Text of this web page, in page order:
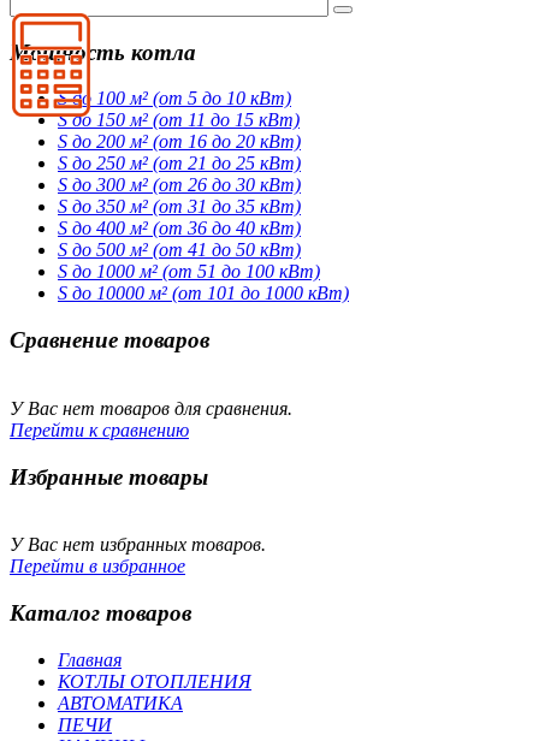
Мощность котла
S до 100 м² (от 5 до 10 кВт)
S до 150 м² (от 11 до 15 кВт)
S до 200 м² (от 16 до 20 кВт)
S до 250 м² (от 21 до 25 кВт)
S до 300 м² (от 26 до 30 кВт)
S до 350 м² (от 31 до 35 кВт)
S до 400 м² (от 36 до 40 кВт)
S до 500 м² (от 41 до 50 кВт)
S до 1000 м² (от 51 до 100 кВт)
S до 10000 м² (от 101 до 1000 кВт)
Сравнение товаров
У Вас нет товаров для сравнения.
Перейти к сравнению
Избранные товары
У Вас нет избранных товаров.
Перейти в избранное
Каталог товаров
Главная
КОТЛЫ ОТОПЛЕНИЯ
АВТОМАТИКА
ПЕЧИ